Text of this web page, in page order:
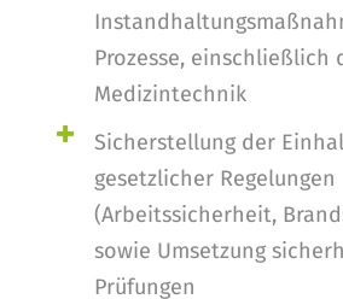
Prozesse, einschließlich
Medizintechnik
Sicherstellung der
gesetzlicher Regelungen
(Arbeitssicherheit,
sowie Umsetzung
Prüfungen